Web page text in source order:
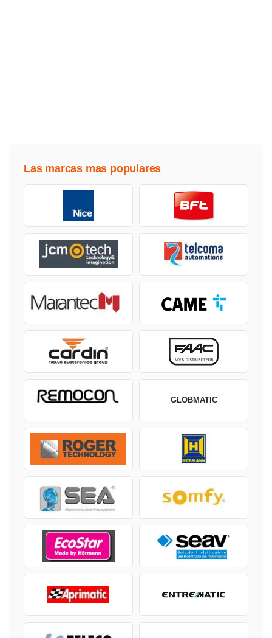
Las marcas mas populares
GLOBMATIC